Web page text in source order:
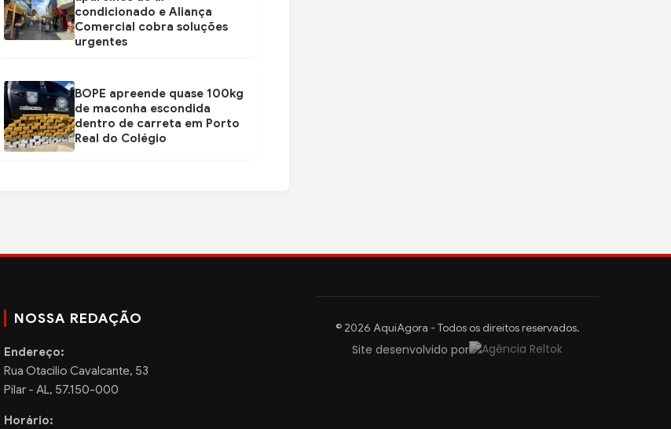
condicionado e Aliança
Comercial cobra soluções
urgentes
BOPE apreende quase 100kg
de maconha escondida
dentro de carreta em Porto
Real do Colégio
NOSSA REDAÇÃO
Endereço:
Rua Otacilio Cavalcante, 53
Pilar - AL, 57.150-000
Horário:
© 2026 AquiAgora - Todos os direitos reservados.
Site desenvolvido por